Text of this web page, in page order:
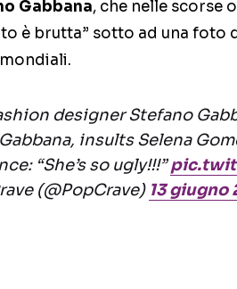
Gabbana, che nelle scorse
è brutta” sotto ad una foto
designer Stefano
insults Selena
“She’s so ugly!!!”
(@PopCrave) 13 giugno